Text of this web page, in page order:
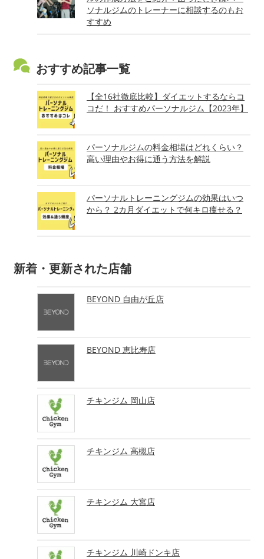
ソナルジムのトレーナーに相談するのもお
すすめ
おすすめ記事一覧
【全16社徹底比較】ダイエットするならコ
コだ！ おすすめパーソナルジム【2023年】
パーソナルジムの料金相場はどれくらい？
高い理由やお得に通う方法を解説
パーソナルトレーニングジムの効果はいつ
から？ 2カ月ダイエットで何キロ痩せる？
新着・更新された店舗
BEYOND 自由が丘店
BEYOND 恵比寿店
チキンジム 岡山店
チキンジム 高槻店
チキンジム 大宮店
チキンジム 川崎ドンキ店